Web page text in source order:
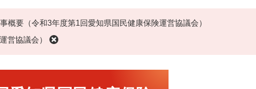
概要（令和3年度第1回愛知県国民健康保険運営協議会）
営協議会）